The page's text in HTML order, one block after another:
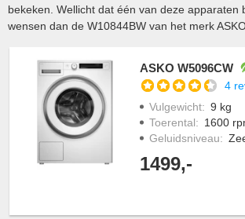
bekeken. Wellicht dat één van deze apparaten
wensen dan de W10844BW van het merk
ASKO W5096CW
4
Vulgewicht: 9 kg
Toerental: 1600
Geluidsniveau:
1499,-